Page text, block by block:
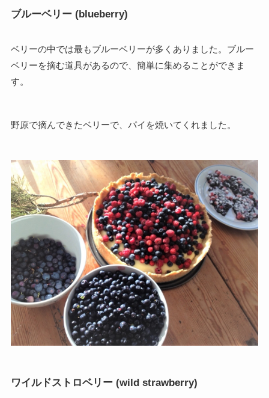
ブルーベリー (blueberry)
ベリーの中では最もブルーベリーが多くありました。ブルー
ベリーを摘む道具があるので、簡単に集めることができま
す。
野原で摘んできたベリーで、パイを焼いてくれました。
ワイルドストロベリー (wild strawberry)